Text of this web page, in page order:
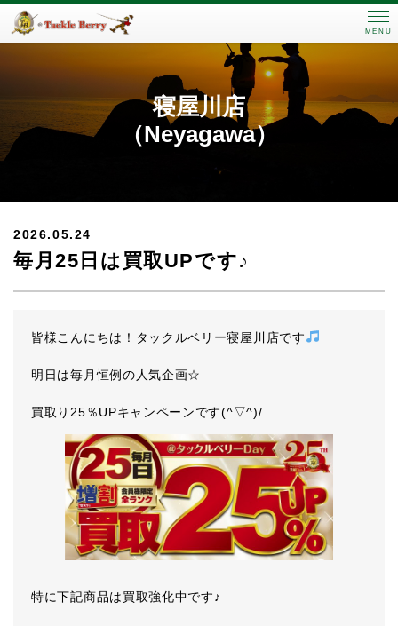
MENU
寝屋川店
（Neyagawa）
2026.05.24
毎月25日は買取UPです♪
皆様こんにちは！タックルベリー寝屋川店です
明日は毎月恒例の人気企画☆
買取り25％UPキャンペーンです(^▽^)/
特に下記商品は買取強化中です♪